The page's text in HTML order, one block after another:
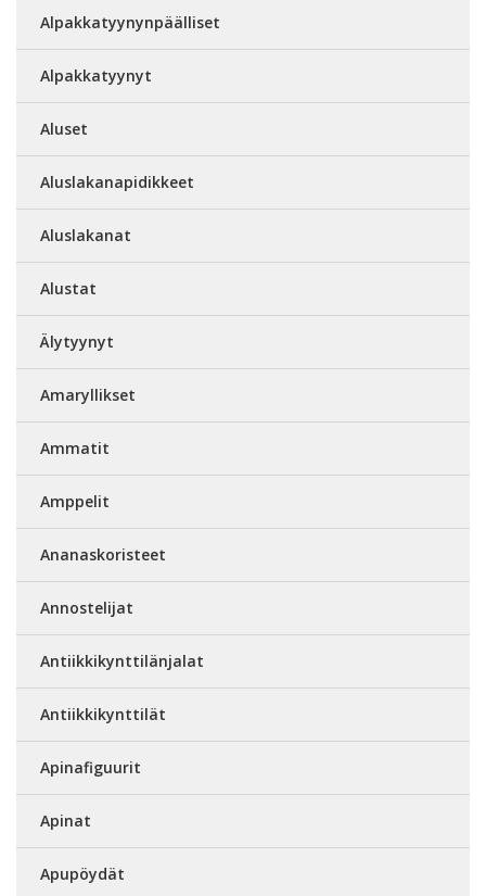
Alpakkatyynynpäälliset
Alpakkatyynyt
Aluset
Aluslakanapidikkeet
Aluslakanat
Alustat
Älytyynyt
Amaryllikset
Ammatit
Amppelit
Ananaskoristeet
Annostelijat
Antiikkikynttilänjalat
Antiikkikynttilät
Apinafiguurit
Apinat
Apupöydät